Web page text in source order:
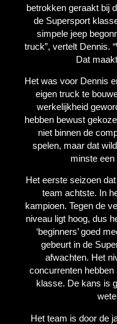
betrokken geraakt bij
de Supersport
simpele jeep
truck”, vertelt Dennis.
Dat
Het was voor Dennis
eigen truck te
werkelijkheid
hebben bewust
niet binnen de
spelen, maar dat
minste een
Het eerste seizoen
team achtste. In
kampioen. Tegen de
niveau ligt hoog, dus
‘beginners’ goed
gebeurt in de
afwachten. Het
concurrenten hebben
klasse. De kans is
Het team is door de